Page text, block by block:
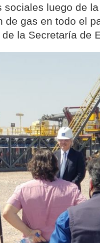
luego de
gas en todo el
la Secretaría de